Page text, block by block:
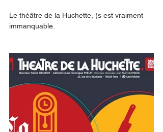
Le théâtre de la Huchette, (s est vraiment
immanquable.